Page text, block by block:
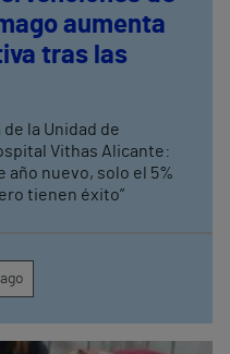
aumenta
tras las
la Unidad de
Vithas Alicante:
año nuevo, solo el 5%
tienen éxito”